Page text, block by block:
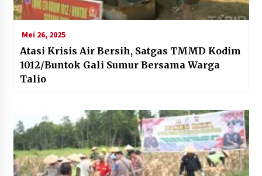
Mei 26, 2025
Atasi Krisis Air Bersih, Satgas TMMD Kodim
1012/Buntok Gali Sumur Bersama Warga
Talio